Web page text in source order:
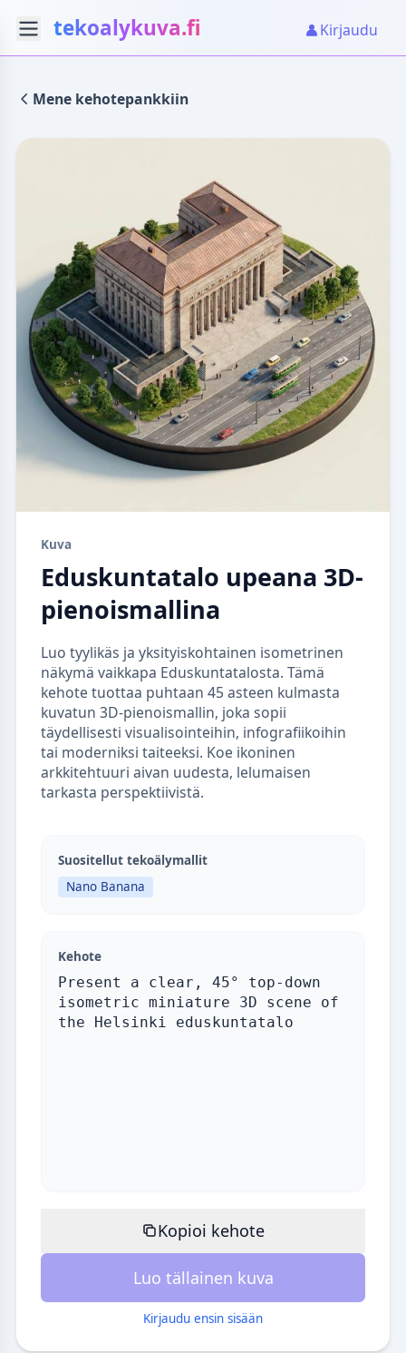
tekoalykuva.fi Kirjaudu
Mene kehotepankkiin
Kuva
Eduskuntatalo upeana 3D-
pienoismallina
Luo tyylikäs ja yksityiskohtainen isometrinen
näkymä vaikkapa Eduskuntatalosta. Tämä
kehote tuottaa puhtaan 45 asteen kulmasta
kuvatun 3D-pienoismallin, joka sopii
täydellisesti visualisointeihin, infografiikoihin
tai moderniksi taiteeksi. Koe ikoninen
arkkitehtuuri aivan uudesta, lelumaisen
tarkasta perspektiivistä.
Suositellut tekoälymallit
Nano Banana
Kehote
Kopioi kehote
Luo tällainen kuva
Kirjaudu ensin sisään